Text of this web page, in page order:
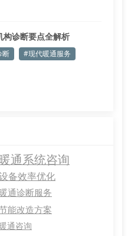
构诊断要点全解析
断 #现代暖通服务
暖通系统咨询
备效率优化
通诊断服务
能改造方案
通咨询